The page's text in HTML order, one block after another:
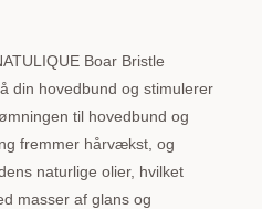
Boar Bristle
din hovedbund og stimulerer
til hovedbund og
fremmer hårvækst, og
naturlige olier, hvilket
masser af glans og